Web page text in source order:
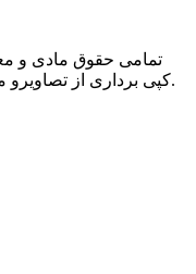
تمامی حقوق مادی و
کپی برداری از تصاویرو مطالب بدون ذکر نام منبع غیر مجاز است.